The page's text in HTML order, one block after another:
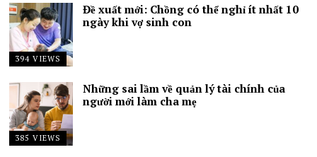
394 VIEWS
Đề xuất mới: Chồng có thể nghỉ ít nhất 10
ngày khi vợ sinh con
385 VIEWS
Những sai lầm về quản lý tài chính của
người mới làm cha mẹ